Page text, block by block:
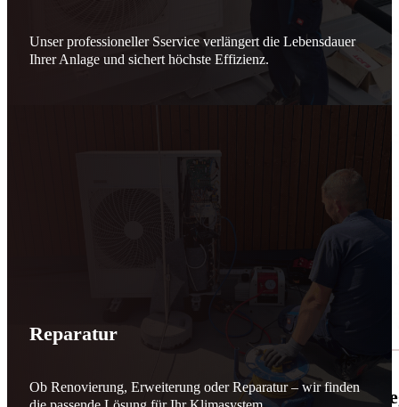
🌬️☀️ Mehr erneuerbare Energie für
Unser professioneller Sservice verlängert die Lebensdauer
Ihrer Anlage und sichert höchste Effizienz.
Reparatur
Ob Renovierung, Erweiterung oder Reparatur – wir finden